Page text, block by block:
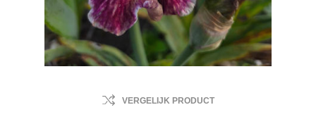
VERGELIJK PRODUCT